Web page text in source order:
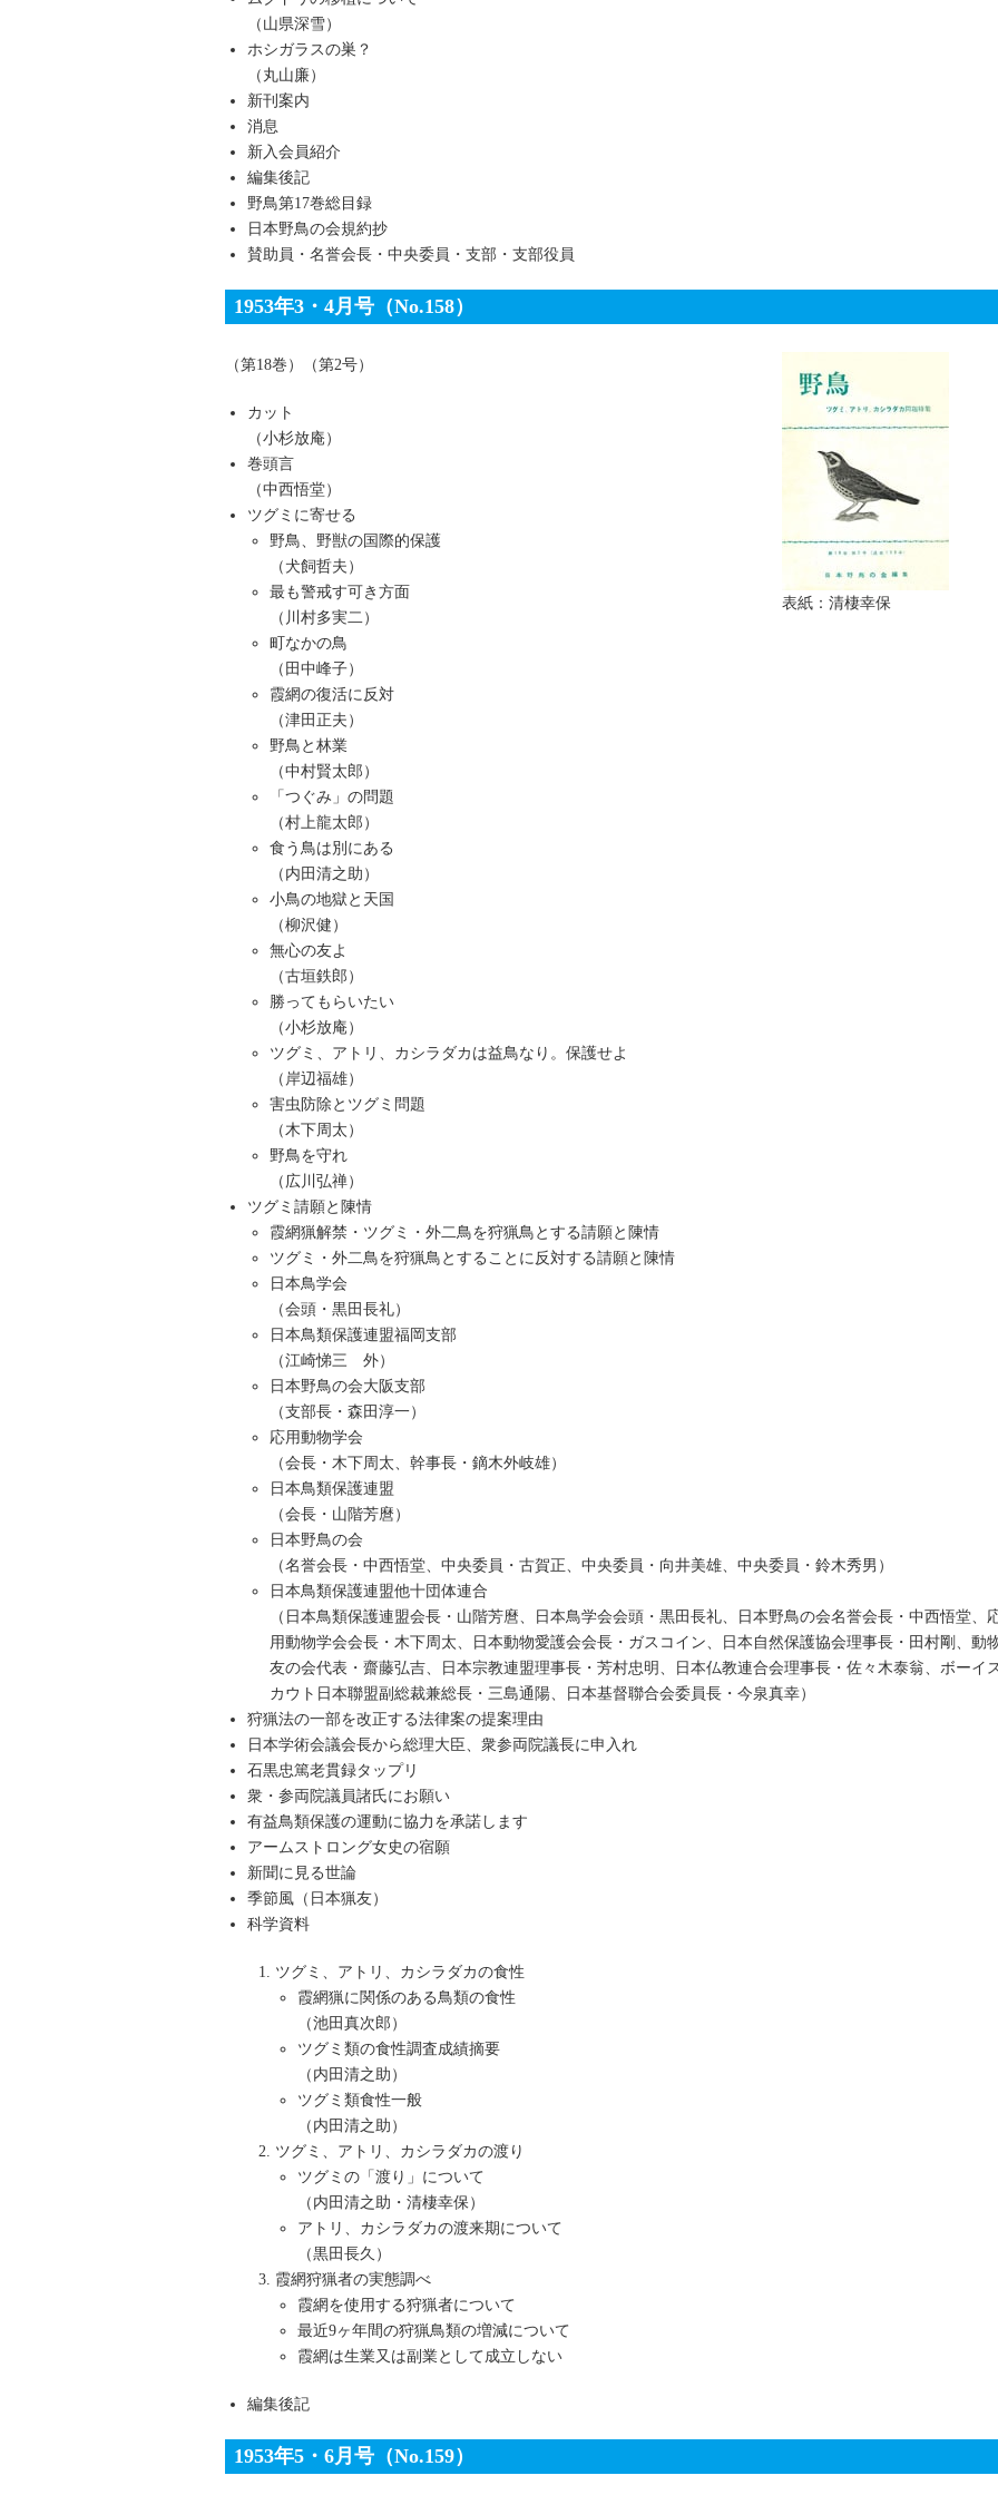
（山県深雪）
ホシガラスの巣？
（丸山廉）
新刊案内
消息
新入会員紹介
編集後記
野鳥第17巻総目録
日本野鳥の会規約抄
賛助員・名誉会長・中央委員・支部・支部役員
1953年3・4月号（No.158）
表紙：清棲幸保
（第18巻）（第2号）
カット
（小杉放庵）
巻頭言
（中西悟堂）
ツグミに寄せる
野鳥、野獣の国際的保護
（犬飼哲夫）
最も警戒す可き方面
（川村多実二）
町なかの鳥
（田中峰子）
霞網の復活に反対
（津田正夫）
野鳥と林業
（中村賢太郎）
「つぐみ」の問題
（村上龍太郎）
食う鳥は別にある
（内田清之助）
小鳥の地獄と天国
（柳沢健）
無心の友よ
（古垣鉄郎）
勝ってもらいたい
（小杉放庵）
ツグミ、アトリ、カシラダカは益鳥なり。保護せよ
（岸辺福雄）
害虫防除とツグミ問題
（木下周太）
野鳥を守れ
（広川弘禅）
ツグミ請願と陳情
霞網猟解禁・ツグミ・外二鳥を狩猟鳥とする請願と陳情
ツグミ・外二鳥を狩猟鳥とすることに反対する請願と陳情
日本鳥学会
（会頭・黒田長礼）
日本鳥類保護連盟福岡支部
（江崎悌三 外）
日本野鳥の会大阪支部
（支部長・森田淳一）
応用動物学会
（会長・木下周太、幹事長・鏑木外岐雄）
日本鳥類保護連盟
（会長・山階芳麿）
日本野鳥の会
（名誉会長・中西悟堂、中央委員・古賀正、中央委員・向井美雄、中央委員・鈴木秀男）
日本鳥類保護連盟他十団体連合
（日本鳥類保護連盟会長・山階芳麿、日本鳥学会会頭・黒田長礼、日本野鳥の会名誉会長・中西悟堂、
用動物学会会長・木下周太、日本動物愛護会会長・ガスコイン、日本自然保護協会理事長・田村剛、動
友の会代表・齋藤弘吉、日本宗教連盟理事長・芳村忠明、日本仏教連合会理事長・佐々木泰翁、ボーイ
カウト日本聯盟副総裁兼総長・三島通陽、日本基督聯合会委員長・今泉真幸）
狩猟法の一部を改正する法律案の提案理由
日本学術会議会長から総理大臣、衆参両院議長に申入れ
石黒忠篤老貫録タップリ
衆・参両院議員諸氏にお願い
有益鳥類保護の運動に協力を承諾します
アームストロング女史の宿願
新聞に見る世論
季節風（日本猟友）
科学資料
ツグミ、アトリ、カシラダカの食性
霞網猟に関係のある鳥類の食性
（池田真次郎）
ツグミ類の食性調査成績摘要
（内田清之助）
ツグミ類食性一般
（内田清之助）
ツグミ、アトリ、カシラダカの渡り
ツグミの「渡り」について
（内田清之助・清棲幸保）
アトリ、カシラダカの渡来期について
（黒田長久）
霞網狩猟者の実態調べ
霞網を使用する狩猟者について
最近9ヶ年間の狩猟鳥類の増減について
霞網は生業又は副業として成立しない
編集後記
1953年5・6月号（No.159）